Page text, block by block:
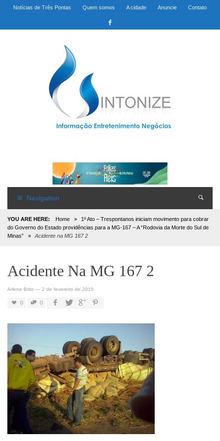
Notícias de Três Pontas Quem somos A cidade Anuncie Contato
Navigation
YOU ARE HERE: Home »
1º Ato – Trespontanos iniciam movimento para cobrar
do Governo do Estado providências para a MG-167 – A “Rodovia da Morte do Sul de
Minas”
» Acidente na MG 167 2
Acidente Na MG 167 2
Arlene Brito — 2 de fevereiro de 2015
0 0